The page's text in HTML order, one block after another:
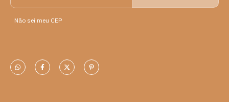
quente. Lavar normalmente, não usar máquina de lavar prato e
nem microondas!
Não sei meu CEP